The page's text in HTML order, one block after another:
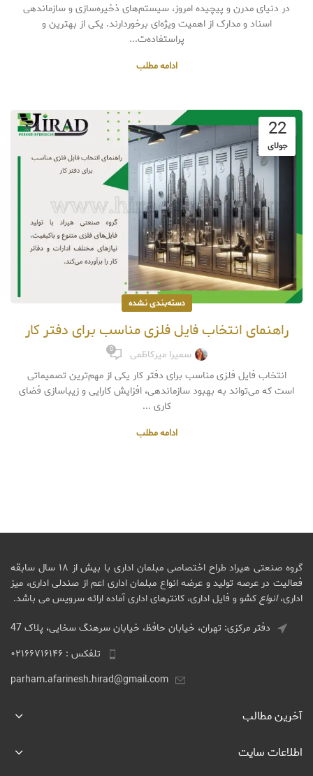
در دنیای مدرن و پیچیده امروز، سیستم‌های ذخیره‌سازی و سازماندهی
اسناد و مدارک از اهمیت ویژه‌ای برخوردارند. یکی از بهترین و
پراستفاده‌ت...
ادامه مطلب
22
جولای
دسته‌بندی نشده
راهنمای انتخاب فایل فلزی مناسب برای دفتر کار
سمیرا میرکاظمی 0
انتخاب فایل فلزی مناسب برای دفتر کار یکی از مهم‌ترین تصمیماتی
است که می‌تواند به بهبود سازماندهی، افزایش کارایی و زیباسازی فضای
کاری ...
ادامه مطلب
گروه صنعتی هیراد طراح اختصاصی مبلمان اداری با بیش از ۱۸ سال سابقه
فعالیت در عرصه تولید و عرضه انواع مبلمان اداری اعم از صندلی اداری، میز
اداری،انواعکشو و فایل اداری، کانترهای اداری آماده ارائه سرویس می باشد.
دفتر مرکزی: تهران، خیابان حافظ، خیابان سرهنگ سخایی، پلاک 47
تلفکس : ۰۲۱۶۶۷۱۶۱۴۶
parham.afarinesh.hirad@gmail.com
آخرین مطالب
اطلاعات سایت